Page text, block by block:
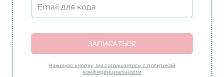
ЗАПИСАТЬСЯ
Нажимая кнопку, вы соглашаетесь с политикой
конфиденциальности